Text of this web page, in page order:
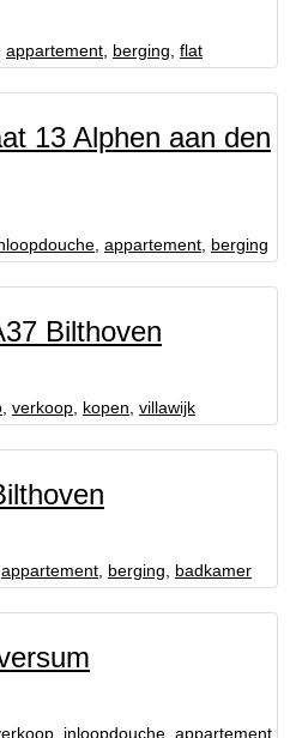
appartement berging flat
13 Alphen aan den
appartement berging
Bilthoven
verkoop kopen villawijk
appartement berging badkamer
inloopdouche appartement